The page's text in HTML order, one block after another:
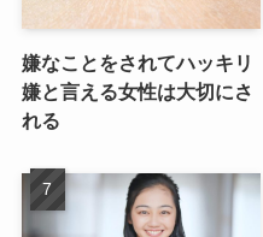
嫌なことをされてハッキリ
嫌と言える女性は大切にさ
れる